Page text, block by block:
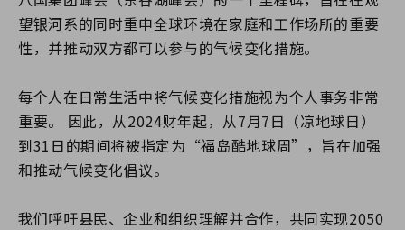
望银河系的同时重申全球环境在家庭和工作场所的重要
性，并推动双方都可以参与的气候变化措施。
每个人在日常生活中将气候变化措施视为个人事务非常
重要。 因此，从2024财年起，从7月7日（凉地球日）
到31日的期间将被指定为“福岛酷地球周”，旨在加强
和推动气候变化倡议。
我们呼吁县民、企业和组织理解并合作，共同实现2050